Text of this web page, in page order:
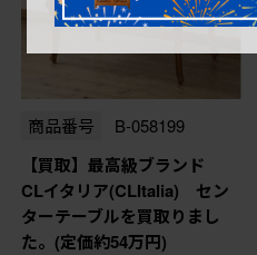
商品番号 B-058199
【買取】最高級ブランド
CLイタリア(CLItalia) セン
ターテーブルを買取りまし
た。(定価約54万円)